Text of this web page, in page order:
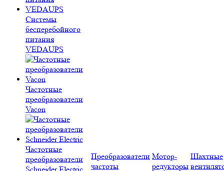
Системы
бесперебойного
питания
VEDAUPS
Частотные
преобразователи
Vacon
Частотные
преобразователи
Преобразователи
частоты
Мотор-
редукторы
Шахтные